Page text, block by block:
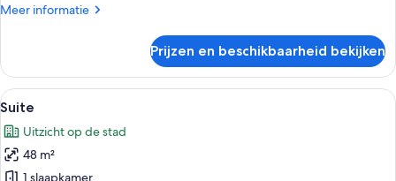
laden
Meer informatie
Meer
kamer,
uitzicht
op
Prijzen en beschikbaarheid bekijken
Alle
foto's
voor
Suite
Een moderne woonkamer met een
8
Suite
Uitzicht op de stad
48 m²
1 slaapkamer